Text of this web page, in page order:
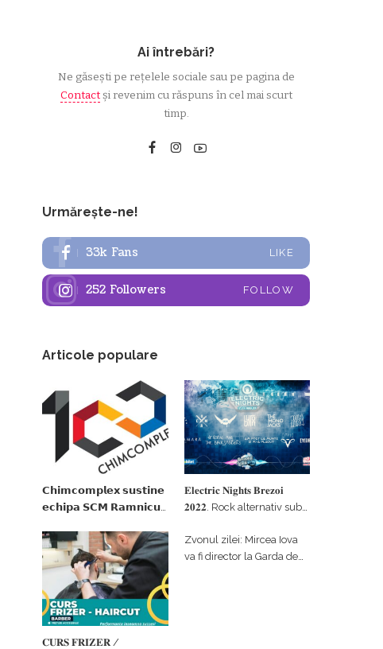
Ai întrebări?
Ne găsești pe rețelele sociale sau pe pagina de
Contactși revenim cu răspuns în cel mai scurt
timp.
Urmărește-ne!
33k Fans LIKE
252 Followers FOLLOW
Articole populare
𝗖𝗵𝗶𝗺𝗰𝗼𝗺𝗽𝗹𝗲𝘅 𝘀𝘂𝘀𝘁𝗶𝗻𝗲
𝗲𝗰𝗵𝗶𝗽𝗮 𝗦𝗖𝗠 𝗥𝗮𝗺𝗻𝗶𝗰𝘂
𝗽𝗮𝗿𝘁𝗲𝗻𝗲𝗿 𝗳𝗶𝗻𝗮𝗻𝘁𝗮𝘁𝗼𝗿
𝐄𝐥𝐞𝐜𝐭𝐫𝐢𝐜 𝐍𝐢𝐠𝐡𝐭𝐬 𝐁𝐫𝐞𝐳𝐨𝐢
𝟐𝟎𝟐𝟐. Rock alternativ sub
#𝐁𝐫𝐞𝐳𝐨𝐢𝐮𝐥𝐋𝐮𝐦𝐢𝐢
𝐂𝐔𝐑𝐒 𝐅𝐑𝐈𝐙𝐄𝐑 /
Zvonul zilei: Mircea Iova
va fi director la Garda de